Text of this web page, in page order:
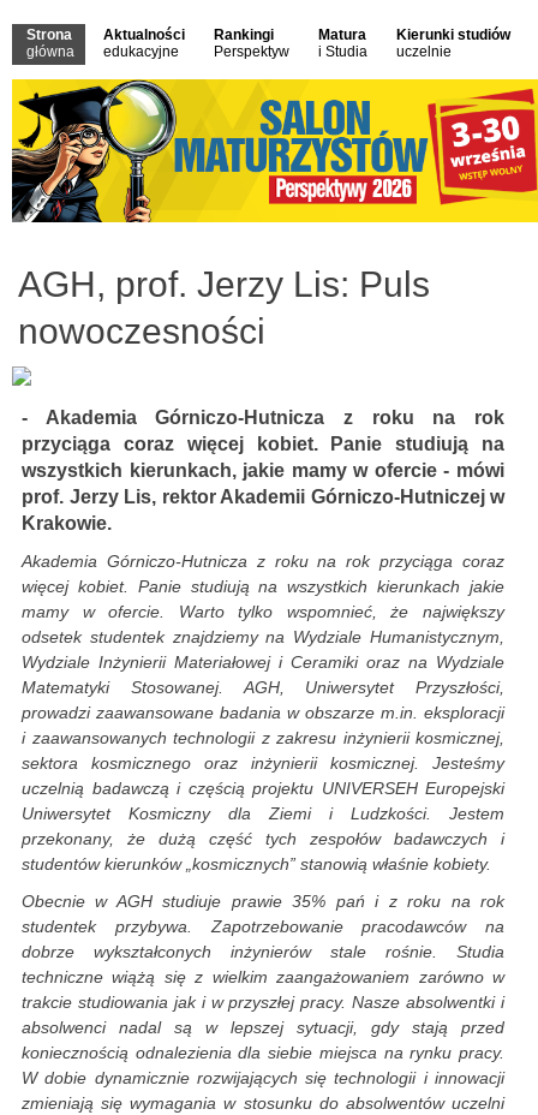
Strona
główna
Aktualności
edukacyjne
Rankingi
Perspektyw
Matura
i Studia
Kierunki studiów
uczelnie
AGH, prof. Jerzy Lis: Puls
nowoczesności
- Akademia Górniczo-Hutnicza z roku na rok
przyciąga coraz więcej kobiet. Panie studiują na
wszystkich kierunkach, jakie mamy w ofercie - mówi
prof. Jerzy Lis, rektor Akademii Górniczo-Hutniczej w
Krakowie.
Akademia Górniczo-Hutnicza z roku na rok przyciąga coraz
więcej kobiet. Panie studiują na wszystkich kierunkach jakie
mamy w ofercie. Warto tylko wspomnieć, że największy
odsetek studentek znajdziemy na Wydziale Humanistycznym,
Wydziale Inżynierii Materiałowej i Ceramiki oraz na Wydziale
Matematyki Stosowanej. AGH, Uniwersytet Przyszłości,
prowadzi zaawansowane badania w obszarze m.in. eksploracji
i zaawansowanych technologii z zakresu inżynierii kosmicznej,
sektora kosmicznego oraz inżynierii kosmicznej. Jesteśmy
uczelnią badawczą i częścią projektu UNIVERSEH Europejski
Uniwersytet Kosmiczny dla Ziemi i Ludzkości. Jestem
przekonany, że dużą część tych zespołów badawczych i
studentów kierunków „kosmicznych” stanowią właśnie kobiety.
Obecnie w AGH studiuje prawie 35% pań i z roku na rok
studentek przybywa. Zapotrzebowanie pracodawców na
dobrze wykształconych inżynierów stale rośnie. Studia
techniczne wiążą się z wielkim zaangażowaniem zarówno w
trakcie studiowania jak i w przyszłej pracy. Nasze absolwentki i
absolwenci nadal są w lepszej sytuacji, gdy stają przed
koniecznością odnalezienia dla siebie miejsca na rynku pracy.
W dobie dynamicznie rozwijających się technologii i innowacji
zmieniają się wymagania w stosunku do absolwentów uczelni